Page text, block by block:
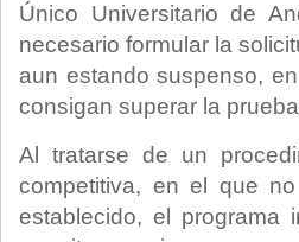
Único Universitario de
necesario formular la
aun estando suspenso,
consigan superar la
Al tratarse de un
competitiva, en el que
establecido, el programa